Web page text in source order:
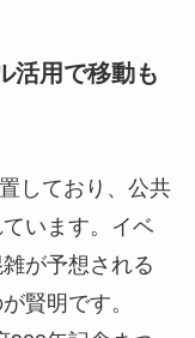
活用で移動も
しており、公共
います。イベ
が予想される
賢明です。